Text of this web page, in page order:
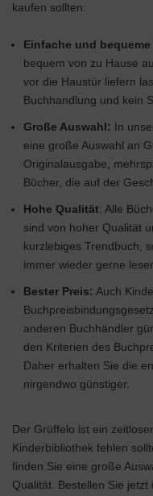
kaufen sollten:
Einfache und
bequem von zu Hause
vor die Haustür liefern
Buchhandlung und kein
Große Auswahl: In
eine große Auswahl an
Originalausgabe,
Bücher, die auf der
Hohe Qualität: Alle
sind von hoher Qualität
kurzlebiges Trendbuch,
immer wieder gerne
Bester Preis: Auch
anderen Buchhändler
den Kriterien des
Daher erhalten Sie die
nirgendwo günstiger.
Der Grüffelo ist ein
Kinderbibliothek fehlen
finden Sie eine große
Qualität. Bestellen Sie